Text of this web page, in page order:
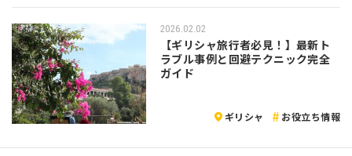
2026.02.02
【ギリシャ旅行者必見！】最新ト
ラブル事例と回避テクニック完全
ガイド
ギリシャ お役立ち情報